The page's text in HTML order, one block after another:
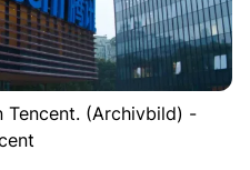
Tencent. (Archivbild) -